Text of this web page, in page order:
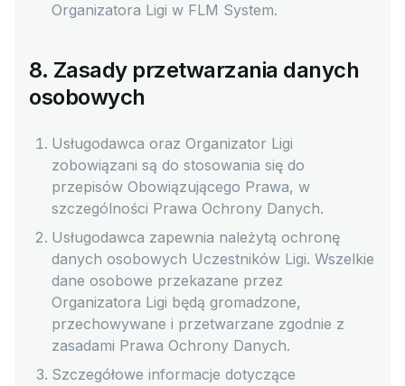
Organizatora Ligi w FLM System.
8. Zasady przetwarzania danych
osobowych
Usługodawca oraz Organizator Ligi
zobowiązani są do stosowania się do
przepisów Obowiązującego Prawa, w
szczególności Prawa Ochrony Danych.
Usługodawca zapewnia należytą ochronę
danych osobowych Uczestników Ligi. Wszelkie
dane osobowe przekazane przez
Organizatora Ligi będą gromadzone,
przechowywane i przetwarzane zgodnie z
zasadami Prawa Ochrony Danych.
Szczegółowe informacje dotyczące